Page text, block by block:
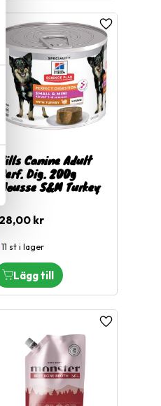
favoriter
Hills Canine Adult
Perf. Dig. 200g
Mousse S&M Turkey
28,00 kr
Lägg till i
11 st i lager
Lägg till i